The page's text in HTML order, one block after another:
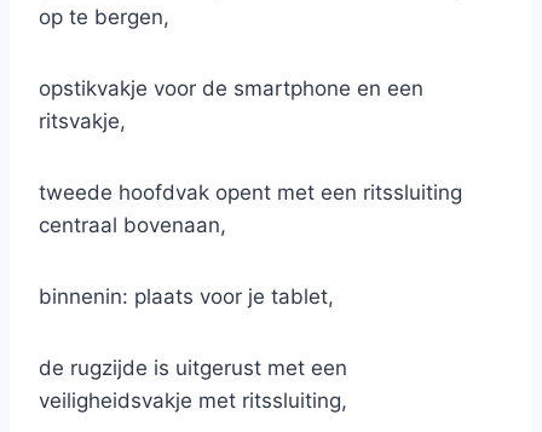
op te bergen,
opstikvakje voor de smartphone en een
ritsvakje,
tweede hoofdvak opent met een ritssluiting
centraal bovenaan,
binnenin: plaats voor je tablet,
de rugzijde is uitgerust met een
veiligheidsvakje met ritssluiting,